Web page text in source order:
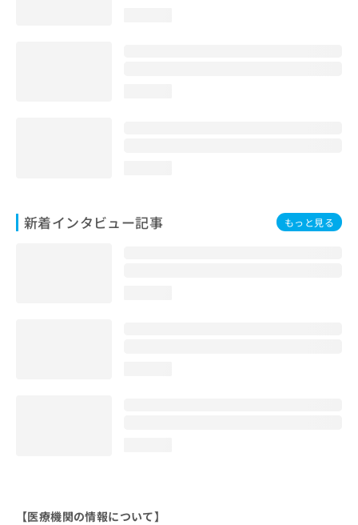
新着インタビュー記事 もっと見る
【医療機関の情報について】